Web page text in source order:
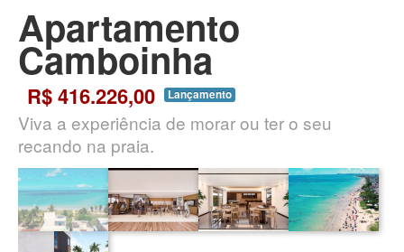
Apartamento
Camboinha
R$ 416.226,00 Lançamento
Viva a experiência de morar ou ter o seu
recando na praia.